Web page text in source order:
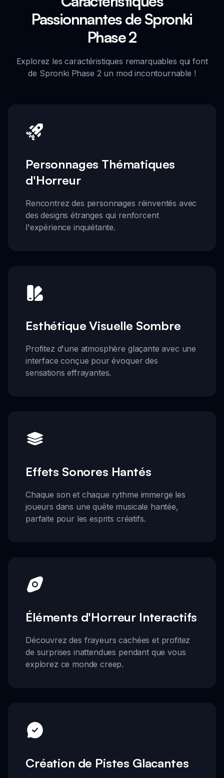
Passionnantes de Spronki
Phase 2
Explorez les caractéristiques remarquables qui font
de Spronki Phase 2 un mod incontournable !
Personnages Thématiques
d'Horreur
Rencontrez des personnages réinventés avec
des designs étranges qui renforcent
l'expérience inquiétante.
Esthétique Visuelle Sombre
Profitez d'une atmosphère glaçante avec une
interface conçue pour évoquer des
sensations effrayantes.
Effets Sonores Hantés
Chaque son et chaque rythme immerge les
joueurs dans une quête musicale hantée,
parfaite pour les esprits créatifs.
Éléments d'Horreur Interactifs
Découvrez des frayeurs cachées et profitez
de surprises inattendues pendant que vous
explorez ce monde creep.
Création de Pistes Glacantes